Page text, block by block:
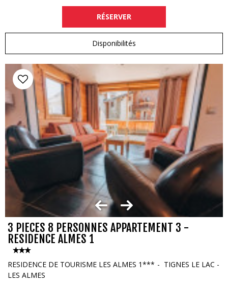
RÉSERVER
Disponibilités
3 PIECES 8 PERSONNES APPARTEMENT 3 -
RESIDENCE ALMES 1
RESIDENCE DE TOURISME LES ALMES 1***
TIGNES LE LAC -
LES ALMES